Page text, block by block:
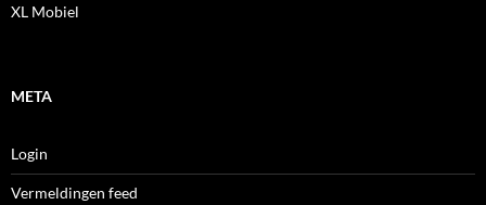
XL Mobiel
META
Login
Vermeldingen feed